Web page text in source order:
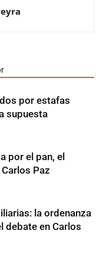
por estafas
supuesta
por el pan, el
Paz
la ordenanza
debate en Carlos